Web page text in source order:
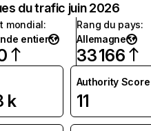
du trafic juin 2026
mondial:
entier
Rang du pays:
Allemagne
33 166
k
Authority Score
11